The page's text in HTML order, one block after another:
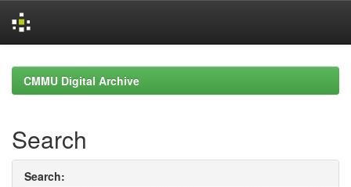
navigationCMMU Digital Archive
Search
Search: